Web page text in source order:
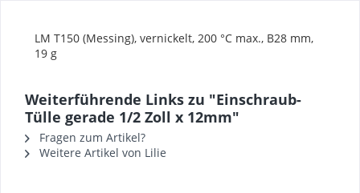
LM T150 (Messing), vernickelt, 200 °C max., B28 mm,
19 g
Weiterführende Links zu "Einschraub-
Tülle gerade 1/2 Zoll x 12mm"
Fragen zum Artikel?
Weitere Artikel von Lilie